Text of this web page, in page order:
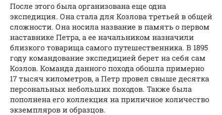
После этого была организована еще одна
экспедиция. Она стала для Козлова третьей в общей
сложности. Она носила название в память о первом
наставнике Петра, а ее начальником назначили
близкого товарища самого путешественника. В 1895
году командование экспедицией берет на себя сам
Козлов. Команда данного похода обошла примерно
17 тысяч километров, а Петр провел свыше десятка
персональных небольших походов. Также была
пополнена его коллекция на приличное количество
экземпляров и образцов.